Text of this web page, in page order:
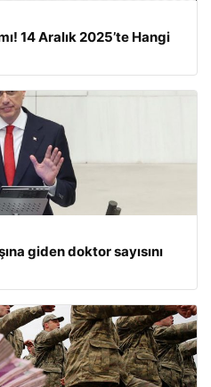
14 Aralık 2025’te Hangi
giden doktor sayısını